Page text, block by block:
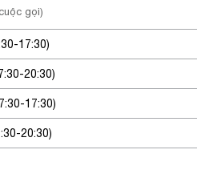
gọi)
17:30)
20:30)
17:30)
20:30)